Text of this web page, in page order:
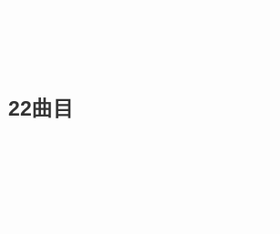
22曲目